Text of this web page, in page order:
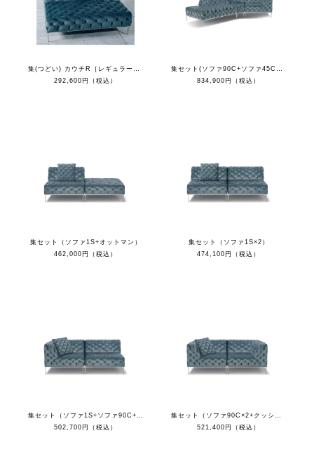
集(つどい) カウチR［レギュラーカラー］
292,600円（税込）
集セット(ソファ90C+ソファ45C+カウチL+クッション)
834,900円（税込）
集セット（ソファ1S+オットマン）
462,000円（税込）
集セット（ソファ1S×2）
474,100円（税込）
集セット（ソファ1S+ソファ90C+クッション）
502,700円（税込）
集セット（ソファ90C×2+クッション）
521,400円（税込）